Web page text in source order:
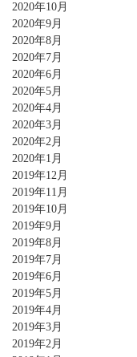
2020年10月
2020年9月
2020年8月
2020年7月
2020年6月
2020年5月
2020年4月
2020年3月
2020年2月
2020年1月
2019年12月
2019年11月
2019年10月
2019年9月
2019年8月
2019年7月
2019年6月
2019年5月
2019年4月
2019年3月
2019年2月